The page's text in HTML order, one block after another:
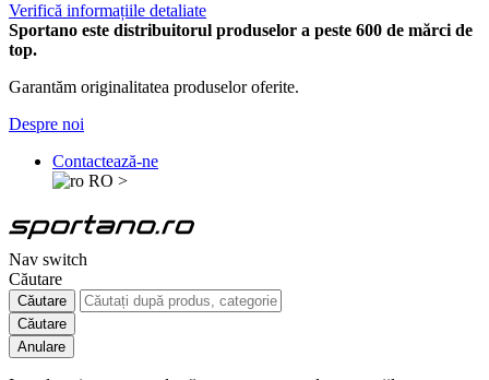
Verifică informațiile detaliate
Sportano este distribuitorul produselor a peste 600 de mărci de
top.
Garantăm originalitatea produselor oferite.
Despre noi
Contactează-ne
RO >
Nav switch
Căutare
Căutare
Căutare
Anulare